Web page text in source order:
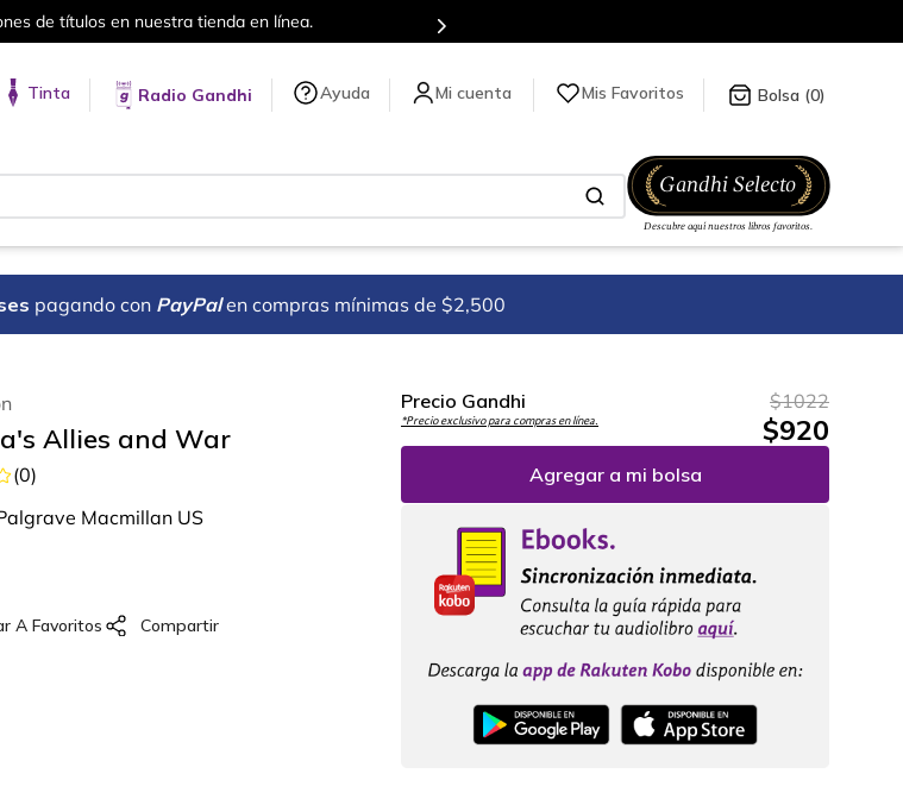
de títulos en nuestra tienda en línea.
Tinta Radio Gandhi Ayuda Mis Favoritos 0
pagando con PayPal en compras mínimas de $2,500
Allies and War
(0)
Macmillan US
Precio Gandhi
*Precio exclusivo para compras en línea.
$1022
$920
Agregar a mi bolsa